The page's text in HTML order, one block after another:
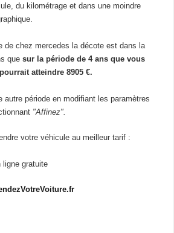
du kilométrage et dans une moindre
de chez mercedes la décote est dans la
quesur la période de 4 ans que vous
atteindre 8905 €.
autre période en modifiant les paramètres
"Affinez".
votre véhicule au meilleur tarif :
ligne gratuite